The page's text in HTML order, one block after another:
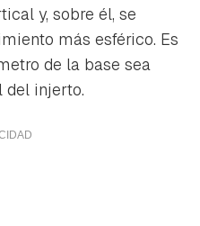
y, sobre él, se
más esférico. Es
de la base sea
del injerto.